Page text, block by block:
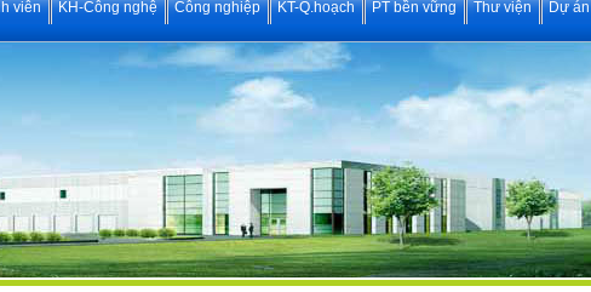
viên KH-Công nghệ Công nghiệp KT-Q.hoạch PT bền vững Thư viện Dự án